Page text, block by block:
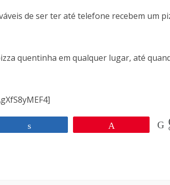
de ser ter até telefone recebem um
quentinha em qualquer lugar, até